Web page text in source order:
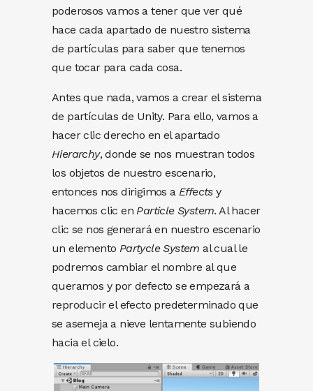
poderosos vamos a tener que ver qué
hace cada apartado de nuestro sistema
de partículas para saber que tenemos
que tocar para cada cosa.
Antes que nada, vamos a crear el sistema
de partículas de Unity. Para ello, vamos a
hacer clic derecho en el apartado
Hierarchy, donde se nos muestran todos
los objetos de nuestro escenario,
entonces nos dirigimos a Effectsy
hacemos clic enParticle System. Al hacer
clic se nos generará en nuestro escenario
un elemento Partycle System al cual le
podremos cambiar el nombre al que
queramos y por defecto se empezará a
reproducir el efecto predeterminado que
se asemeja a nieve lentamente subiendo
hacia el cielo.